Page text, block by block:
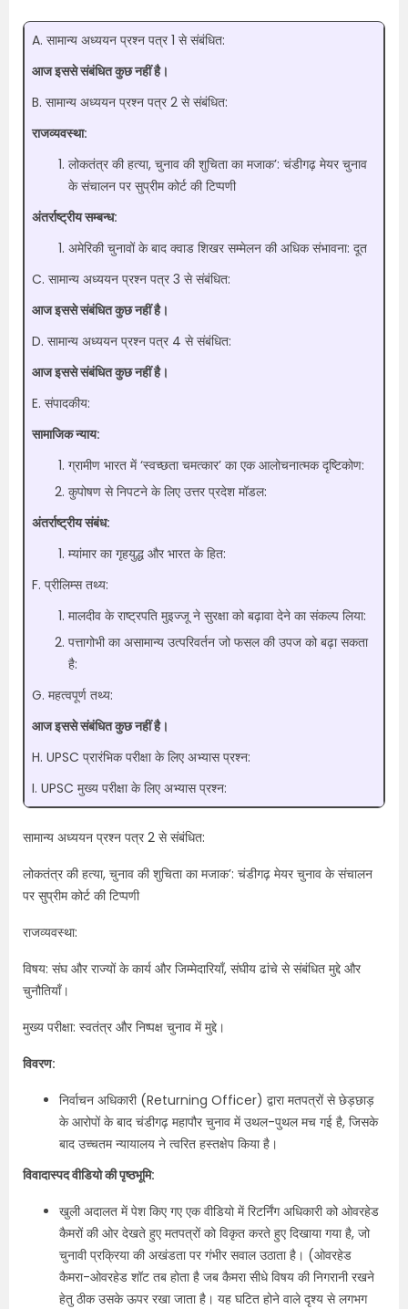
A. सामान्य अध्ययन प्रश्न पत्र 1 से संबंधित:
आज इससे संबंधित कुछ नहीं है।
B. सामान्य अध्ययन प्रश्न पत्र 2 से संबंधित:
राजव्यवस्था:
लोकतंत्र की हत्या, चुनाव की शुचिता का मजाक’: चंडीगढ़ मेयर चुनाव
के संचालन पर सुप्रीम कोर्ट की टिप्पणी
अंतर्राष्ट्रीय सम्बन्ध:
अमेरिकी चुनावों के बाद क्वाड शिखर सम्मेलन की अधिक संभावना: दूत
C. सामान्य अध्ययन प्रश्न पत्र 3 से संबंधित:
आज इससे संबंधित कुछ नहीं है।
D. सामान्य अध्ययन प्रश्न पत्र 4 से संबंधित:
आज इससे संबंधित कुछ नहीं है।
E. संपादकीय:
सामाजिक न्याय:
ग्रामीण भारत में ‘स्वच्छता चमत्कार’ का एक आलोचनात्मक दृष्टिकोण:
कुपोषण से निपटने के लिए उत्तर प्रदेश मॉडल:
अंतर्राष्ट्रीय संबंध:
म्यांमार का गृहयुद्ध और भारत के हित:
F. प्रीलिम्स तथ्य:
मालदीव के राष्ट्रपति मुइज्जू ने सुरक्षा को बढ़ावा देने का संकल्प लिया:
पत्तागोभी का असामान्य उत्परिवर्तन जो फसल की उपज को बढ़ा सकता
है:
G. महत्वपूर्ण तथ्य:
आज इससे संबंधित कुछ नहीं है।
H. UPSC प्रारंभिक परीक्षा के लिए अभ्यास प्रश्न:
I. UPSC मुख्य परीक्षा के लिए अभ्यास प्रश्न:
सामान्य अध्ययन प्रश्न पत्र 2 से संबंधित:
लोकतंत्र की हत्या, चुनाव की शुचिता का मजाक’: चंडीगढ़ मेयर चुनाव के संचालन
पर सुप्रीम कोर्ट की टिप्पणी
राजव्यवस्था:
विषय: संघ और राज्यों के कार्य और जिम्मेदारियाँ, संघीय ढांचे से संबंधित मुद्दे और
चुनौतियाँ।
मुख्य परीक्षा: स्वतंत्र और निष्पक्ष चुनाव में मुद्दे।
विवरण:
निर्वाचन अधिकारी (Returning Officer) द्वारा मतपत्रों से छेड़छाड़
के आरोपों के बाद चंडीगढ़ महापौर चुनाव में उथल-पुथल मच गई है, जिसके
बाद उच्चतम न्यायालय ने त्वरित हस्तक्षेप किया है।
विवादास्पद वीडियो की पृष्ठभूमि:
खुली अदालत में पेश किए गए एक वीडियो में रिटर्निंग अधिकारी को ओवरहेड
कैमरों की ओर देखते हुए मतपत्रों को विकृत करते हुए दिखाया गया है, जो
चुनावी प्रक्रिया की अखंडता पर गंभीर सवाल उठाता है। (ओवरहेड
कैमरा-ओवरहेड शॉट तब होता है जब कैमरा सीधे विषय की निगरानी रखने
हेतु ठीक उसके ऊपर रखा जाता है। यह घटित होने वाले दृश्य से लगभग